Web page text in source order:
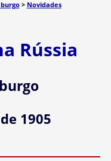
> Novidades
Rússia
1905